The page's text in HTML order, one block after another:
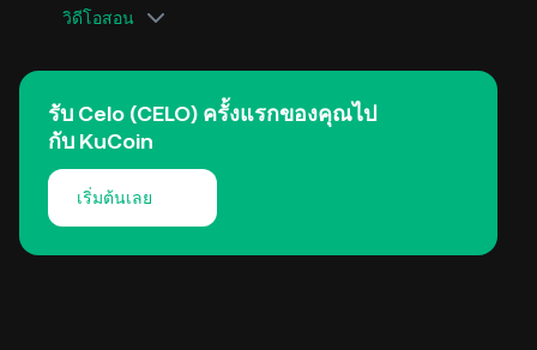
วิดีโอสอน
รับ Celo (CELO) ครั้งแรกของคุณไป
กับ KuCoin
เริ่มต้นเลย